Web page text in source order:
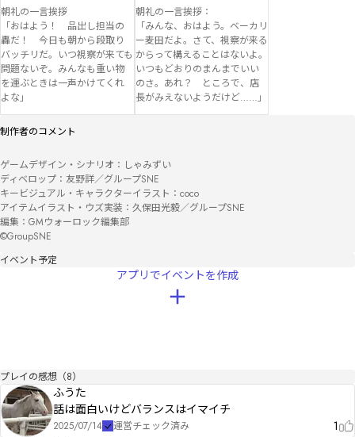
朝礼の一言挨拶
「おはよう！　品出し担当の
轟だ！　今日も朝から段取り
バッチリだ。いつ視察が来ても
問題ないぞ。みんなも重い物
を運ぶときは一声かけてくれ
よな」
朝礼の一言挨拶：
「みんな、おはよう。ベーカリ
ー麦田だよ。さて、視察が来る
からって構えることはないよ。
いつもどおりのまんまでいい
のさ。あれ？　ところで、店
長がみえないようだけど……」
制作者のコメント
ゲームデザイン・シナリオ：しゃみずい
ディベロップ：友野詳／グループSNE
キービジュアル・キャラクターイラスト：coco
アイテムイラスト・ウズ実装：久保田光毅／グループSNE
編集：GMウォーロック編集部
©GroupSNE
イベント予定
アプリでイベントを作成
プレイの感想（8）
ふうた
話は面白いけどバランスはイマイチ
2025/07/14 運営チェック済み
1